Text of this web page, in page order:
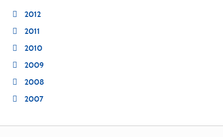
2012
2011
2010
2009
2008
2007